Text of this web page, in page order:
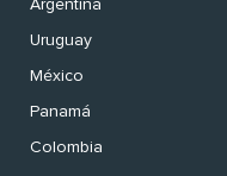
Argentina
Uruguay
México
Panamá
Colombia